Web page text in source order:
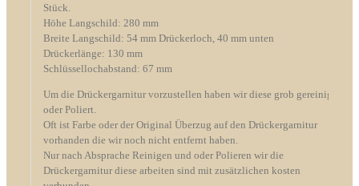
Stück.
Höhe Langschild: 280 mm
Breite Langschild: 54 mm Drückerloch, 40 mm unten
Drückerlänge: 130 mm
Schlüssellochabstand: 67 mm
Um die Drückergarnitur vorzustellen haben wir diese grob gereinigt
oder Poliert.
Oft ist Farbe oder der Original Überzug auf den Drückergarnitur
vorhanden die wir noch nicht entfernt haben.
Nur nach Absprache Reinigen und oder Polieren wir die
Drückergarnitur diese arbeiten sind mit zusätzlichen kosten